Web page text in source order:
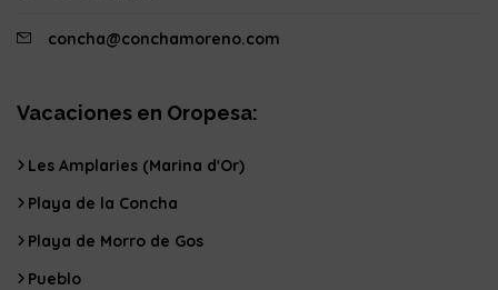
concha@conchamoreno.com
Vacaciones en Oropesa:
Les Amplaries (Marina d'Or)
Playa de la Concha
Playa de Morro de Gos
Pueblo